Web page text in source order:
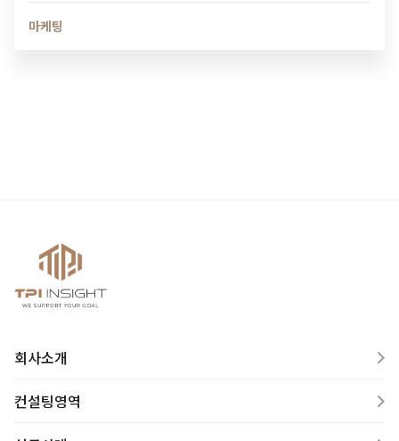
마케팅
회사소개
컨설팅영역